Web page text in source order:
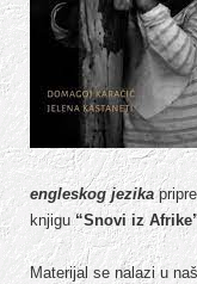
engleskog jezika
knjigu“Snovi iz
Materijal se nalazi u